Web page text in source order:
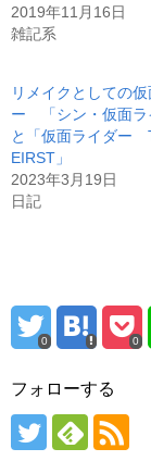
2019年11月16日
雑記系
リメイクとしての
ー 「シン・仮面ラ
と「仮面ライダー
EIRST」
2023年3月19日
日記
0 0
フォローする